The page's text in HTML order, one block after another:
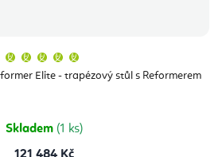
Elite - trapézový stůl s Reformerem
produktu
je
Skladem (1 ks)